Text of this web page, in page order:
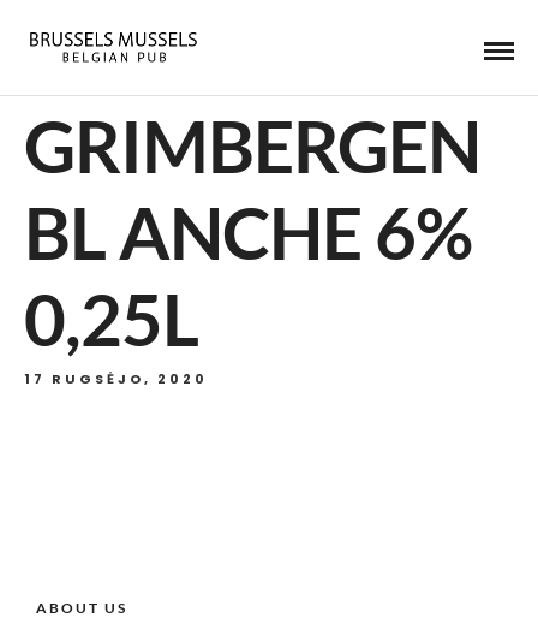
GRIMBERGEN
BL ANCHE 6%
0,25L
17 RUGSĖJO, 2020
ABOUT US